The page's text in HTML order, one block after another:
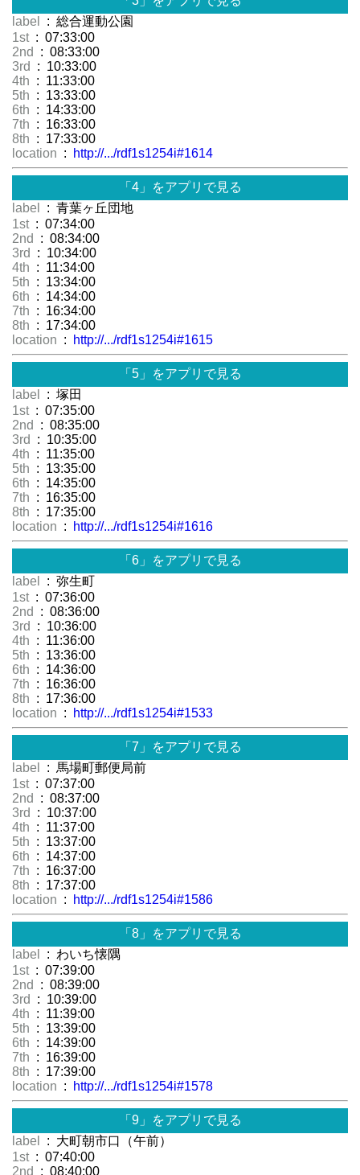
label
: 総合運動公園
1st : 07:33:00
2nd
: 08:33:00
3rd
: 10:33:00
4th : 11:33:00
5th : 13:33:00
6th : 14:33:00
7th : 16:33:00
8th : 17:33:00
location : http://.../rdf1s1254i#1614
「4」をアプリで見る
label
: 青葉ヶ丘団地
1st : 07:34:00
2nd
: 08:34:00
3rd
: 10:34:00
4th : 11:34:00
5th : 13:34:00
6th : 14:34:00
7th : 16:34:00
8th : 17:34:00
location : http://.../rdf1s1254i#1615
「5」をアプリで見る
label
: 塚田
1st : 07:35:00
2nd
: 08:35:00
3rd
: 10:35:00
4th : 11:35:00
5th : 13:35:00
6th : 14:35:00
7th : 16:35:00
8th : 17:35:00
location : http://.../rdf1s1254i#1616
「6」をアプリで見る
label
: 弥生町
1st : 07:36:00
2nd
: 08:36:00
3rd
: 10:36:00
4th : 11:36:00
5th : 13:36:00
6th : 14:36:00
7th : 16:36:00
8th : 17:36:00
location : http://.../rdf1s1254i#1533
「7」をアプリで見る
label
: 馬場町郵便局前
1st : 07:37:00
2nd
: 08:37:00
3rd
: 10:37:00
4th : 11:37:00
5th : 13:37:00
6th : 14:37:00
7th : 16:37:00
8th : 17:37:00
location : http://.../rdf1s1254i#1586
「8」をアプリで見る
label
: わいち懐隅
1st : 07:39:00
2nd
: 08:39:00
3rd
: 10:39:00
4th : 11:39:00
5th : 13:39:00
6th : 14:39:00
7th : 16:39:00
8th : 17:39:00
location : http://.../rdf1s1254i#1578
「9」をアプリで見る
label
: 大町朝市口（午前）
1st : 07:40:00
2nd
: 08:40:00